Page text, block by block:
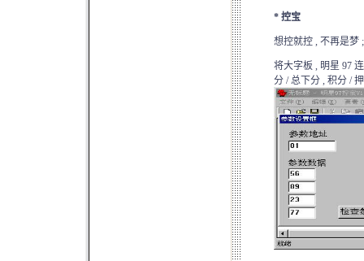
* 控宝
想控就控 , 不再是梦
将大字板 , 明星 97
分 / 总下分 , 积分 /